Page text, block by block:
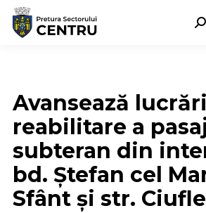
Avansează
reabilitare a
subteran din
bd. Ștefan cel
Sfânt și str.